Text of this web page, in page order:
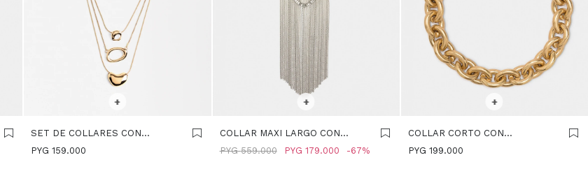
+
SET DE COLLARES CON
COLGANTES - DORADO
PYG 159.000
SELECCIONAR TALLE
+
COLLAR MAXI LARGO CON
CRISTALES - PLATEADO
PYG 179.000
PYG 559.000 67
+
COLLAR CORTO CON
ESLABONES - DORADO
PYG 199.000